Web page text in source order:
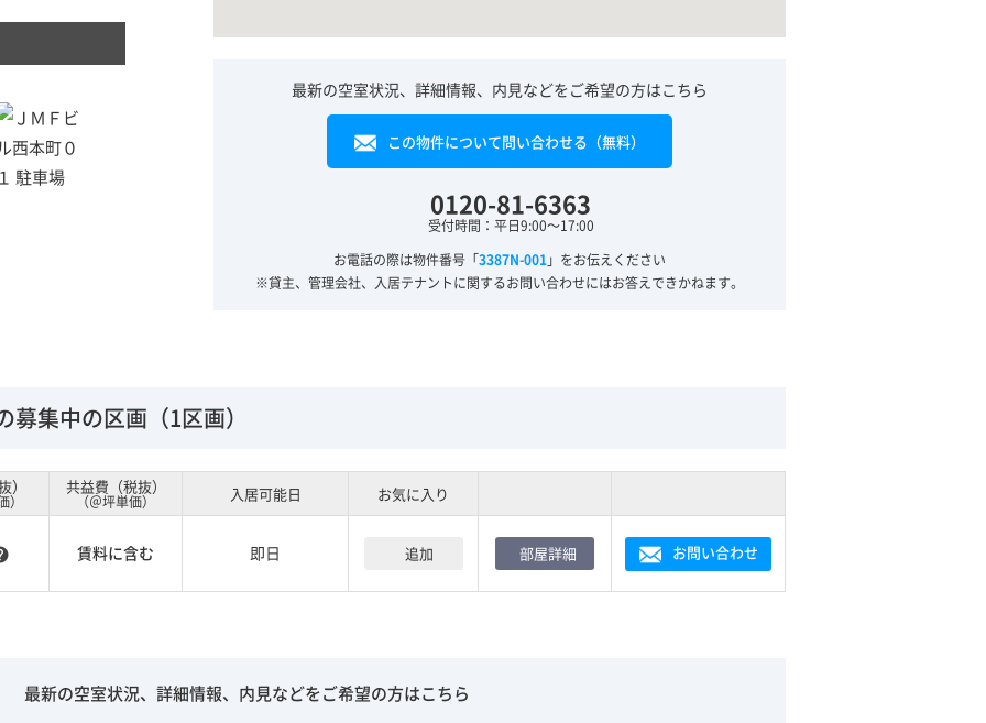
最新の空室状況、詳細情報、内見などをご希望の方はこちら
この物件について問い合わせる（無料）
0120-81-6363
受付時間：平日9:00～17:00
お電話の際は物件番号「3387N-001」をお伝えください
※貸主、管理会社、入居テナントに関するお問い合わせにはお答えできかねます。
集中の区画（1区画）
） 共益費（税抜）
（＠坪単価） 入居可能日 お気に入り
賃料に含む 即日 追加 部屋詳細 お問い合わせ
最新の空室状況、詳細情報、内見などをご希望の方はこちら